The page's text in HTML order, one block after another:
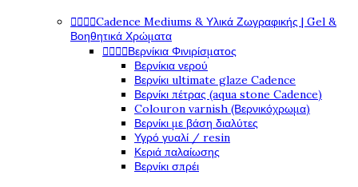
Cadence Mediums & Υλικά Ζωγραφικής | Gel &
Βοηθητικά Χρώματα
Βερνίκια Φινιρίσματος
Βερνίκια νερού
Βερνίκι ultimate glaze Cadence
Βερνίκι πέτρας (aqua stone Cadence)
Colouron varnish (Βερνικόχρωμα)
Βερνίκι με βάση διαλύτες
Υγρό γυαλί / resin
Κεριά παλαίωσης
Βερνίκι σπρέι